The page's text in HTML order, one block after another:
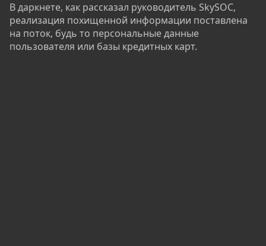
В даркнете, как рассказал руководитель SkySOC,
реализация похищенной информации поставлена
на поток, будь то персональные данные
пользователя или базы кредитных карт.